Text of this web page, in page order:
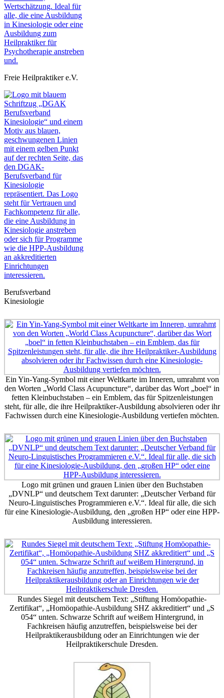
Freie Heilpraktiker e.V.
Berufsverband
Kinesiologie
Ein Yin-Yang-Symbol mit einer Weltkarte im Inneren, umrahmt von
den Worten „World Class Acupuncture“, darüber das Wort „boel“ in
fetten Kleinbuchstaben – ein Emblem, das für Spitzenleistungen
steht, für alle, die ihre Heilpraktiker-Ausbildung absolvieren oder ihr
Fachwissen durch eine Kinesiologie-Ausbildung vertiefen möchten.
Logo mit grünen und grauen Linien über den Buchstaben
„DVNLP“ und deutschem Text darunter: „Deutscher Verband für
Neuro-Linguistisches Programmieren e.V.“. Ideal für alle, die sich
für eine Kinesiologie-Ausbildung, den „großen HP“ oder eine HPP-
Ausbildung interessieren.
Rundes Siegel mit deutschem Text: „Stiftung Homöopathie-
Zertifikat“, „Homöopathie-Ausbildung SHZ akkreditiert“ und „S
054“ unten. Schwarze Schrift auf weißem Hintergrund, in
Fachkreisen häufig anzutreffen, beispielsweise bei der
Heilpraktikerausbildung oder an Einrichtungen wie der
Heilpraktikerschule Dresden.